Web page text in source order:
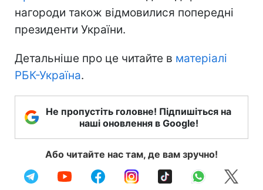
нагороди також відмовилися попередні
президенти України.
Детальніше про це читайте в матеріалі
РБК-Україна.
Не пропустіть головне! Підпишіться на
наші оновлення в Google!
Або читайте нас там, де вам зручно!